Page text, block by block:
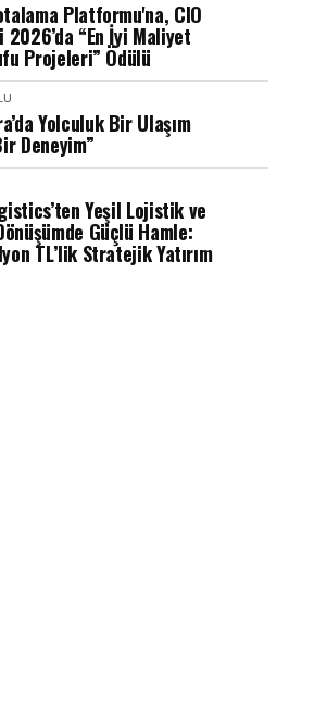
Platformu'na, CIO
2026’da “En İyi Maliyet
Projeleri” Ödülü
Yolculuk Bir Ulaşım
Deneyim”
Yeşil Lojistik ve
Güçlü Hamle:
TL’lik Stratejik Yatırım